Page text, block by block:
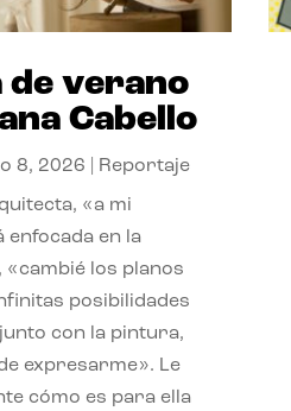
de verano
Cabello
8, 2026 Reportaje
«a mi
enfocada en la
«cambié los planos
posibilidades
con la pintura,
expresarme». Le
cómo es para ella